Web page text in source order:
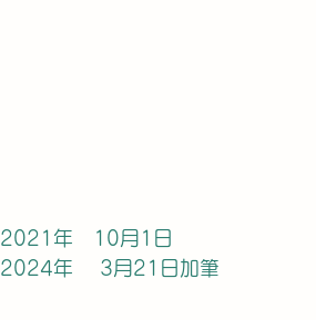
2021年　10月1日
2024年　 3月21日加筆